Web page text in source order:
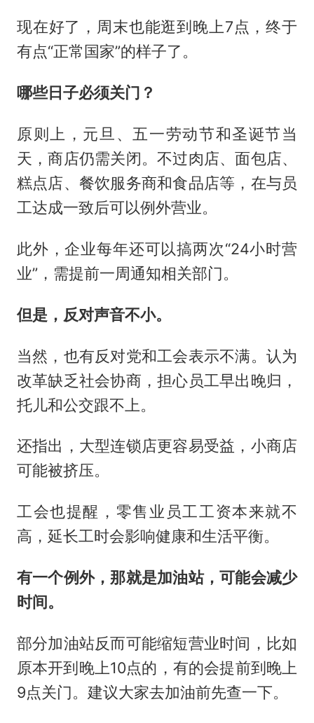
现在好了，周末也能逛到晚上7点，终于
有点“正常国家”的样子了。
哪些日子必须关门？
原则上，元旦、五一劳动节和圣诞节当
天，商店仍需关闭。不过肉店、面包店、
糕点店、餐饮服务商和食品店等，在与员
工达成一致后可以例外营业。
此外，企业每年还可以搞两次“24小时营
业”，需提前一周通知相关部门。
但是，反对声音不小。
当然，也有反对党和工会表示不满。认为
改革缺乏社会协商，担心员工早出晚归，
托儿和公交跟不上。
还指出，大型连锁店更容易受益，小商店
可能被挤压。
工会也提醒，零售业员工工资本来就不
高，延长工时会影响健康和生活平衡。
有一个例外，那就是加油站，可能会减少
时间。
部分加油站反而可能缩短营业时间，比如
原本开到晚上10点的，有的会提前到晚上
9点关门。建议大家去加油前先查一下。